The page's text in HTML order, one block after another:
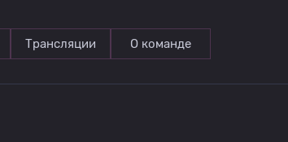
Трансляции О команде